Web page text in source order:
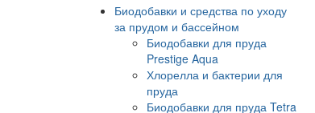
Биодобавки и средства по уходу
за прудом и бассейном
Биодобавки для пруда
Prestige Aqua
Хлорелла и бактерии для
пруда
Биодобавки для пруда Tetra